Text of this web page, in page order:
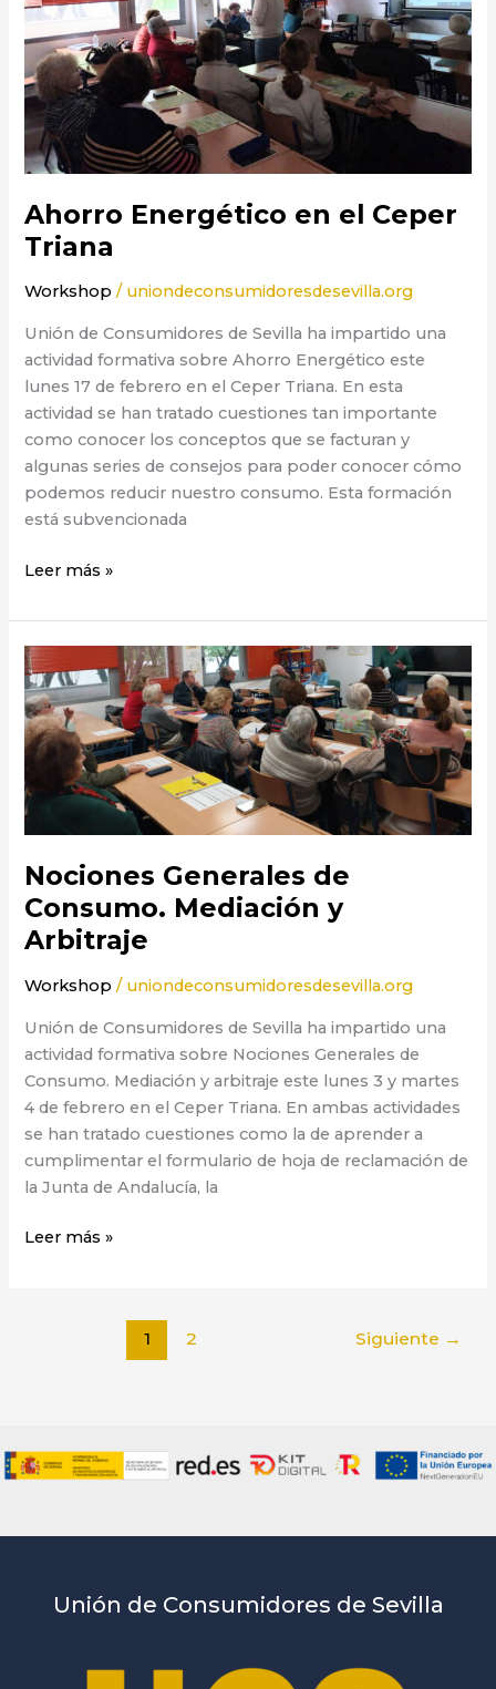
Ahorro Energético en el Ceper
Triana
Workshop / uniondeconsumidoresdesevilla.org
Unión de Consumidores de Sevilla ha impartido una
actividad formativa sobre Ahorro Energético este
lunes 17 de febrero en el Ceper Triana. En esta
actividad se han tratado cuestiones tan importante
como conocer los conceptos que se facturan y
algunas series de consejos para poder conocer cómo
podemos reducir nuestro consumo. Esta formación
está subvencionada
Leer más »
Nociones Generales de
Consumo. Mediación y
Arbitraje
Workshop / uniondeconsumidoresdesevilla.org
Unión de Consumidores de Sevilla ha impartido una
actividad formativa sobre Nociones Generales de
Consumo. Mediación y arbitraje este lunes 3 y martes
4 de febrero en el Ceper Triana. En ambas actividades
se han tratado cuestiones como la de aprender a
cumplimentar el formulario de hoja de reclamación de
la Junta de Andalucía, la
Nociones
Generales
de
Consumo.
Mediación
y
Arbitraje
Leer más »
1 2 Siguiente →
Unión de Consumidores de Sevilla